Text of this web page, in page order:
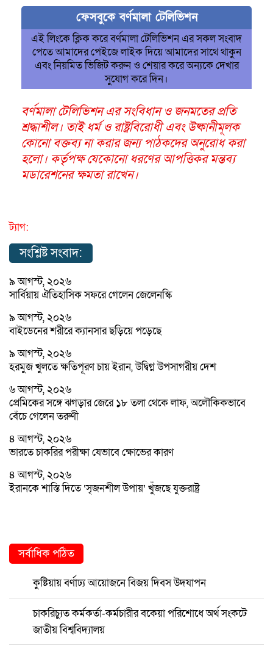
ফেসবুকে বর্ণমালা টেলিভিশন
এই লিংকে ক্লিক করে বর্ণমালা টেলিভিশন এর সকল সংবাদ
পেতে আমাদের পেইজে লাইক দিয়ে আমাদের সাথে থাকুন
এবং নিয়মিত ভিজিট করুন ও শেয়ার করে অন্যকে দেখার
সুযোগ করে দিন।
বর্ণমালা টেলিভিশন এর সংবিধান ও জনমতের প্রতি
শ্রদ্ধাশীল। তাই ধর্ম ও রাষ্ট্রবিরোধী এবং উষ্কানীমূলক
কোনো বক্তব্য না করার জন্য পাঠকদের অনুরোধ করা
হলো। কর্তৃপক্ষ যেকোনো ধরণের আপত্তিকর মন্তব্য
মডারেশনের ক্ষমতা রাখেন।
ট্যাগ:
সংশ্লিষ্ট সংবাদ:
৯ আগস্ট, ২০২৬
সার্বিয়ায় ঐতিহাসিক সফরে গেলেন জেলেনস্কি
৯ আগস্ট, ২০২৬
বাইডেনের শরীরে ক্যানসার ছড়িয়ে পড়েছে
৯ আগস্ট, ২০২৬
হরমুজ খুলতে ক্ষতিপূরণ চায় ইরান, উদ্বিগ্ন উপসাগরীয় দেশ
৬ আগস্ট, ২০২৬
প্রেমিকের সঙ্গে ঝগড়ার জেরে ১৮ তলা থেকে লাফ, অলৌকিকভাবে
বেঁচে গেলেন তরুণী
৪ আগস্ট, ২০২৬
ভারতে চাকরির পরীক্ষা যেভাবে ক্ষোভের কারণ
৪ আগস্ট, ২০২৬
ইরানকে শাস্তি দিতে ‘সৃজনশীল উপায়’ খুঁজছে যুক্তরাষ্ট্র
সর্বাধিক পঠিত
কুষ্টিয়ায় বর্ণাঢ্য আয়োজনে বিজয় দিবস উদযাপন
চাকরিচ্যুত কর্মকর্তা-কর্মচারীর বকেয়া পরিশোধে অর্থ সংকটে
জাতীয় বিশ্ববিদ্যালয়